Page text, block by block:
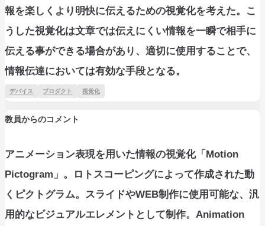
報を楽しくより明快に伝えるための視覚化を考えた。こ
うした視覚化は文章では伝えにくい情報を一瞬で相手に
伝える事ができる場合があり、適切に使用することで、
情報伝達においては有効な手段となる。
デバイス プロダクト 視覚化
教員からのコメント
アニメーション表現を用いた情報の視覚化「Motion
Pictogram」。ロトスコーピングによって作成された動
くピクトグラム。スライドやWEB制作に使用可能な、汎
用的なビジュアルエレメントとして制作。Animation